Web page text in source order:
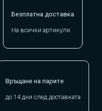
Безплатна доставка
На всички артикули
Връщане на парите
до 14 дни след доставката